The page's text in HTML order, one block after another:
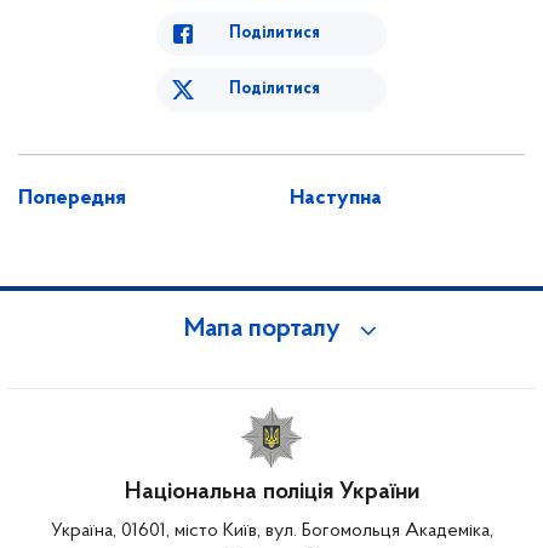
Поділитися
Поділитися
Попередня Наступна
Мапа порталу
Національна поліція України
Україна, 01601, місто Київ, вул. Богомольця Академіка,